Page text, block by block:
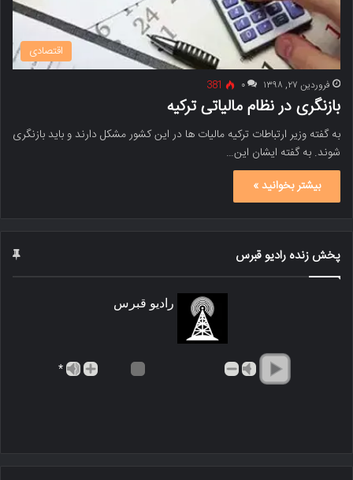
اقتصادی
فروردین ۲۷, ۱۳۹۸ ۰ 381
بازنگری در نظام مالیاتی ترکیه
به گفته وزیر ارتباطات ترکیه مالیات ها در این کشور مشکل دارند و باید بازنگری
شوند. به گفته ایشان این…
بیشتر بخوانید »
پخش زنده رادیو قبرس
رادیو قبرس
*